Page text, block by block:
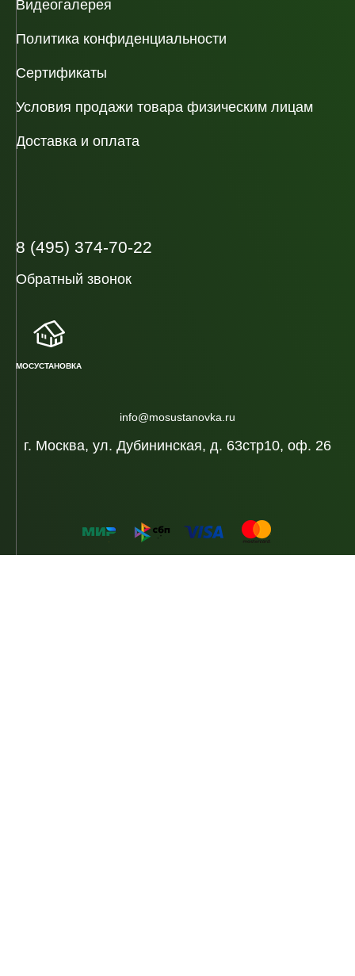
Видеогалерея
Политика конфиденциальности
Сертификаты
Условия продажи товара физическим лицам
Доставка и оплата
г. Москва, ул. Дубининская, д. 63стр10, оф. 26
info@mosustanovka.ru
8 (495) 374-70-22
Обратный звонок
МОСУСТАНОВКА